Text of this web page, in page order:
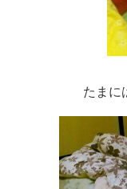
たまに